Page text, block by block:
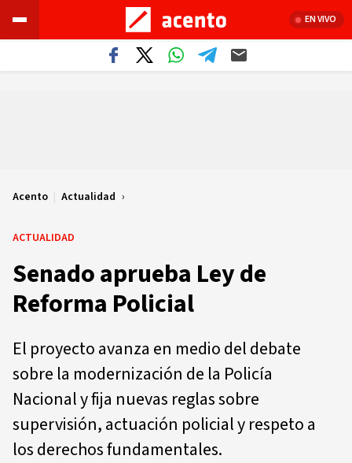
EN VIVO
Acento | Actualidad
ACTUALIDAD
Senado aprueba Ley de
Reforma Policial
El proyecto avanza en medio del debate
sobre la modernización de la Policía
Nacional y fija nuevas reglas sobre
supervisión, actuación policial y respeto a
los derechos fundamentales.